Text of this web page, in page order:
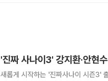
'진짜 사나이3' 강지환·안현
새롭게 시작하는 '진짜사나이 시즌3' 출연진이 확정됐다. 26일